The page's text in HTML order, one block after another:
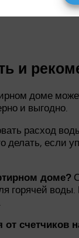
и
доме
и выгодно.
расход
если
доме?
горячей
от счетчиков